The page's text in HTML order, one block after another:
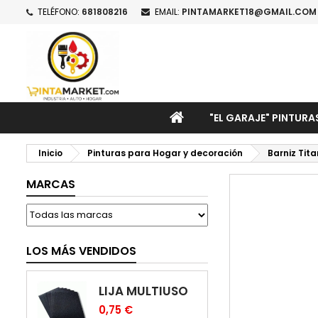
TELÉFONO: 681808216 EMAIL: PINTAMARKET18@GMAIL.COM
INICIO"EL GARAJE"
Inicio Pinturas para Hogar y decoración Barniz
MARCAS
LOS MÁS VENDIDOS
LIJA MULTIUSO
0,75 €